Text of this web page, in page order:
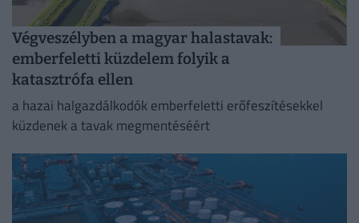
Végveszélyben a magyar halastavak:
emberfeletti küzdelem folyik a
katasztrófa ellen
a hazai halgazdálkodók emberfeletti erőfeszítésekkel
küzdenek a tavak megmentéséért